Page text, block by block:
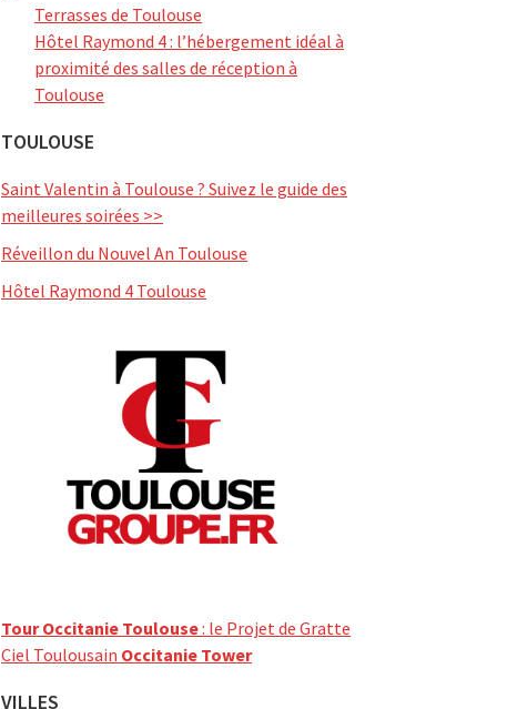
Terrasses de Toulouse
Hôtel Raymond 4 : l’hébergement idéal à
proximité des salles de réception à
Toulouse
TOULOUSE
Saint Valentin à Toulouse ? Suivez le guide des
meilleures soirées >>
Réveillon du Nouvel An Toulouse
Hôtel Raymond 4 Toulouse
Tour Occitanie Toulouse: le Projet de Gratte
Ciel Toulousain Occitanie Tower
VILLES